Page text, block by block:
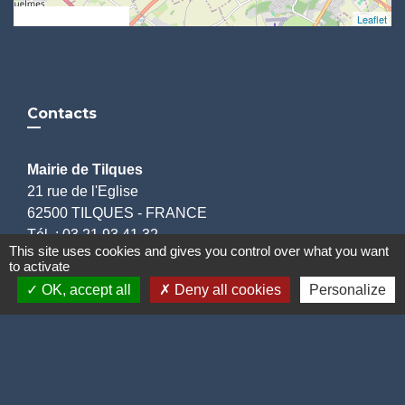
Leaflet
Contacts
Mairie de Tilques
21 rue de l'Eglise
62500 TILQUES - FRANCE
Tél. : 03.21.93.41.32
✉️ : contact@mairie-tilques.fr
Horaires :
This site uses cookies and gives you control over what you want
to activate
OK, accept all
Deny all cookies Personalize